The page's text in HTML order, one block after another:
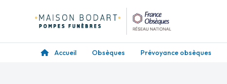
Accueil Obsèques Prévoyance obsèques